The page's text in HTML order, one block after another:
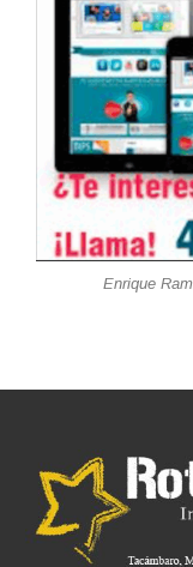
Enrique